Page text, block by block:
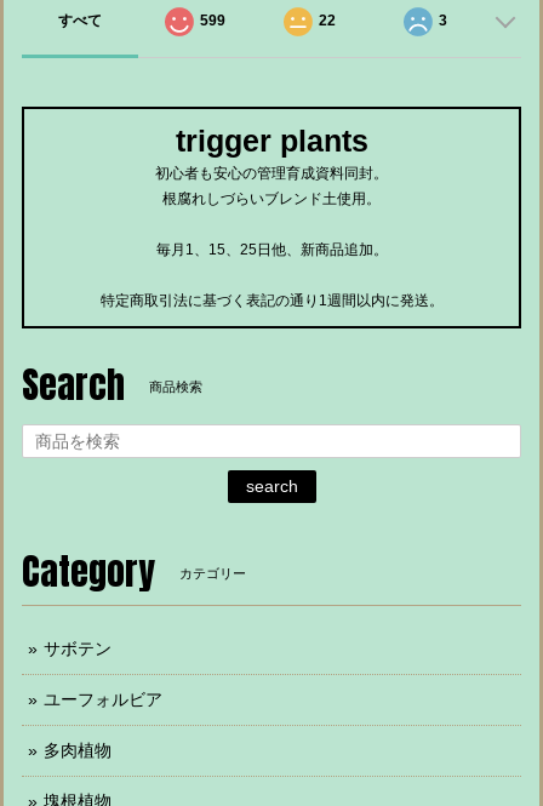
すべて 599 22 3
trigger plants
初心者も安心の管理育成資料同封。
根腐れしづらいブレンド土使用。
毎月1、15、25日他、新商品追加。
特定商取引法に基づく表記の通り1週間以内に発送。
Search 商品検索
search
Category カテゴリー
サボテン
ユーフォルビア
多肉植物
塊根植物